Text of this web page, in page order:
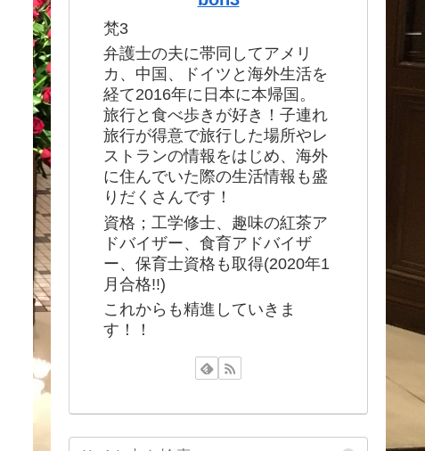
梵3
弁護士の夫に帯同してアメリ
カ、中国、ドイツと海外生活を
経て2016年に日本に本帰国。
旅行と食べ歩きが好き！子連れ
旅行が得意で旅行した場所やレ
ストランの情報をはじめ、海外
に住んでいた際の生活情報も盛
りだくさんです！
資格；工学修士、趣味の紅茶ア
ドバイザー、食育アドバイザ
ー、保育士資格も取得(2020年1
月合格!!)
これからも精進していきま
す！！